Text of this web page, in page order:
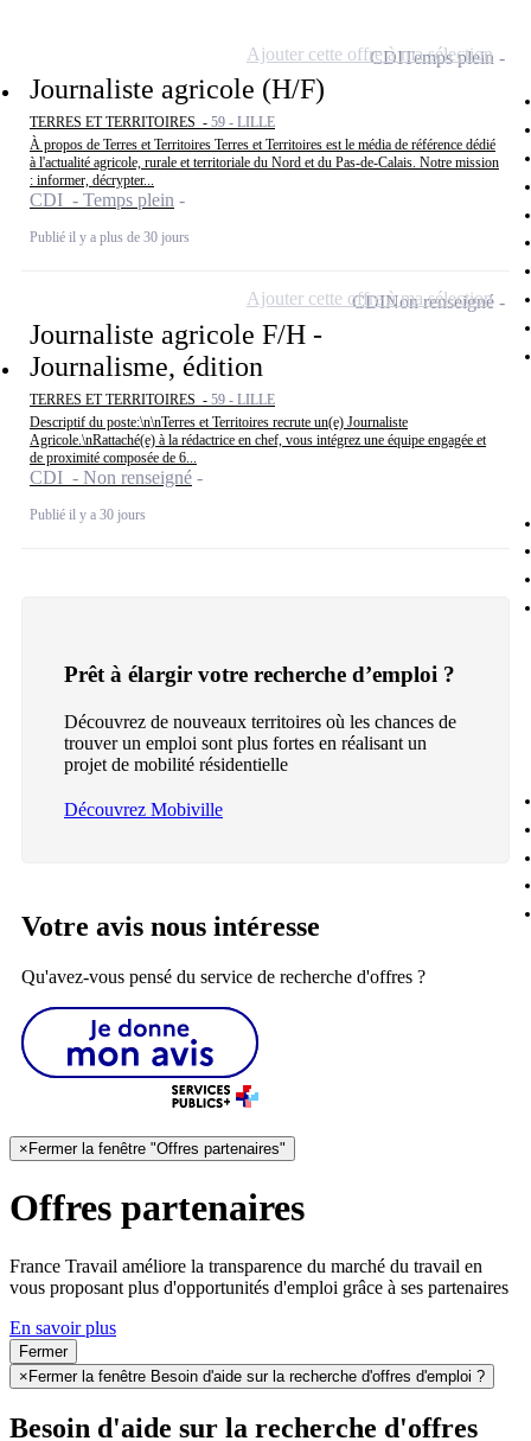
Journaliste agricole (H/F)
TERRES ET TERRITOIRES - 59 - LILLE
À propos de Terres et Territoires Terres et Territoires est le média de référence dédié
à l'actualité agricole, rurale et territoriale du Nord et du Pas-de-Calais. Notre mission
: informer, décrypter...
CDI - Temps plein
Publié il y a plus de 30 jours
CDITemps plein
Ajouter cette offre à ma sélection
Journaliste agricole F/H -
Journalisme, édition
TERRES ET TERRITOIRES - 59 - LILLE
Descriptif du poste:\n\nTerres et Territoires recrute un(e) Journaliste
Agricole.\nRattaché(e) à la rédactrice en chef, vous intégrez une équipe engagée et
de proximité composée de 6...
CDI - Non renseigné
Publié il y a 30 jours
CDINon renseigné
Ajouter cette offre à ma sélection
Prêt à élargir votre recherche d’emploi ?
Découvrez de nouveaux territoires où les chances de
trouver un emploi sont plus fortes en réalisant un
projet de mobilité résidentielle
Découvrez Mobiville
Votre avis nous intéresse
Qu'avez-vous pensé du service de recherche d'offres ?
× Fermer la fenêtre "Offres partenaires"
Offres partenaires
France Travail améliore la transparence du marché du travail en
vous proposant plus d'opportunités d'emploi grâce à ses partenaires
En savoir plus
Fermer
× Fermer la fenêtre Besoin d'aide sur la recherche d'offres d'emploi ?
Besoin d'aide sur la recherche d'offres